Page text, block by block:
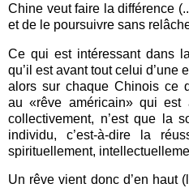
Chine veut faire la différence
et de le poursuivre sans
Ce qui est intéressant dans
qu’il est avant tout celui d’une
alors sur chaque Chinois ce
au «rêve américain» qui est
collectivement, n’est que la
individu, c’est-à-dire la
spirituellement,
Un rêve vient donc d’en haut